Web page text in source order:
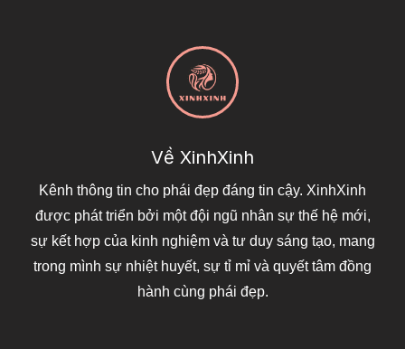
Về XinhXinh
Kênh thông tin cho phái đẹp đáng tin cậy. XinhXinh
được phát triển bởi một đội ngũ nhân sự thế hệ mới,
sự kết hợp của kinh nghiệm và tư duy sáng tạo, mang
trong mình sự nhiệt huyết, sự tỉ mỉ và quyết tâm đồng
hành cùng phái đẹp.